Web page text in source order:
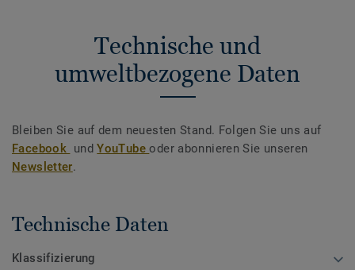
Technische und
umweltbezogene Daten
Bleiben Sie auf dem neuesten Stand. Folgen Sie uns auf
Facebook undYouTubeoder abonnieren Sie unseren
Newsletter.
Technische Daten
Klassifizierung